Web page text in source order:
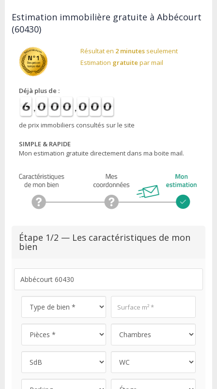
Estimation immobilière gratuite à Abbécourt
(60430)
Résultat en 2 minutesseulement
Estimation gratuite par mail
Déjà plus de :
de prix immobiliers consultés sur le site
SIMPLE & RAPIDE
Mon estimation gratuite directement dans ma boite mail.
Étape 1/2 — Les caractéristiques de mon
bien